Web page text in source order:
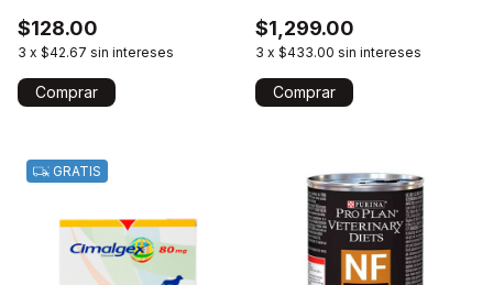
$128.00
3 x $42.67 sin intereses
$1,299.00
3 x $433.00 sin intereses
Comprar
GRATIS